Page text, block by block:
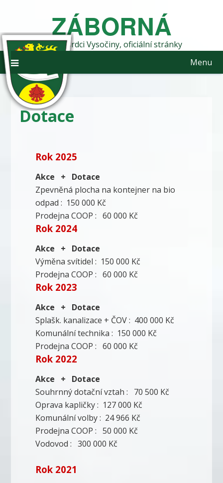
content
ZÁBORNÁ
obec v srdci Vysočiny, oficiální stránky
Menu
Dotace
Rok 2025
Akce + Dotace
Zpevněná plocha na kontejner na bio
odpad : 150 000 Kč
Prodejna COOP : 60 000 Kč
Rok 2024
Akce + Dotace
Výměna svítidel : 150 000 Kč
Prodejna COOP : 60 000 Kč
Rok 2023
Akce + Dotace
Splašk. kanalizace + ČOV : 400 000 Kč
Komunální technika : 150 000 Kč
Prodejna COOP : 60 000 Kč
Rok 2022
Akce + Dotace
Souhrnný dotační vztah : 70 500 Kč
Oprava kapličky : 127 000 Kč
Komunální volby : 24 966 Kč
Prodejna COOP : 50 000 Kč
Vodovod : 300 000 Kč
Rok 2021